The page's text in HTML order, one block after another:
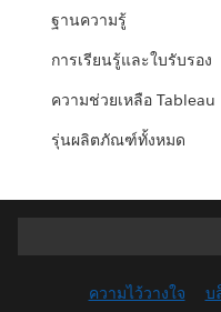
ฐานความรู้
การเรียนรู้และใบรับรอง
ความช่วยเหลือ Tableau
รุ่นผลิตภัณฑ์ทั้งหมด
ความไว้วางใจ บ